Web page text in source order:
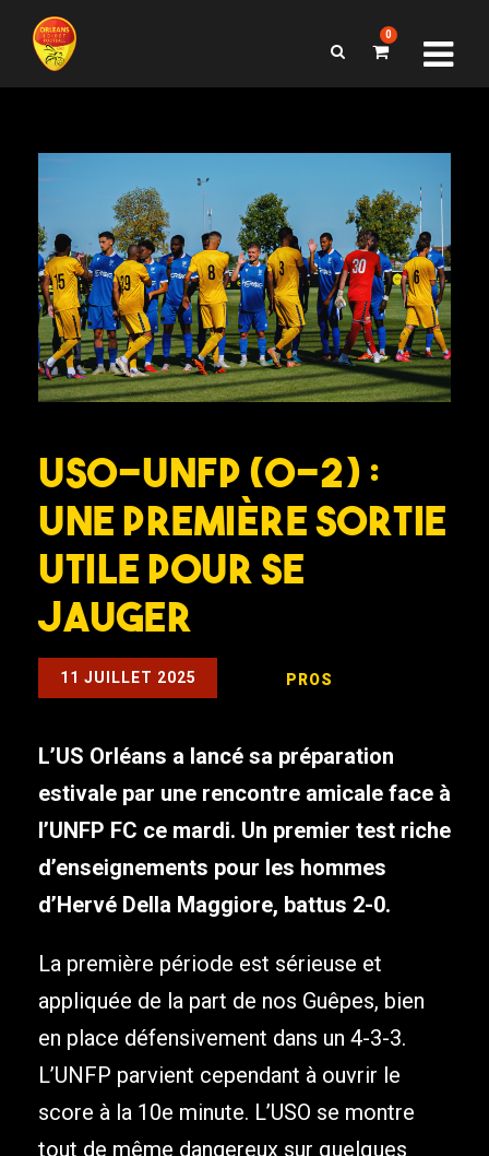
0
USO–UNFP (0-2) :
Une première sortie
utile pour se
jauger
11 JUILLET 2025 PROS
L’US Orléans a lancé sa préparation
estivale par une rencontre amicale face à
l’UNFP FC ce mardi. Un premier test riche
d’enseignements pour les hommes
d’Hervé Della Maggiore, battus 2-0.
La première période est sérieuse et
appliquée de la part de nos Guêpes, bien
en place défensivement dans un 4-3-3.
L’UNFP parvient cependant à ouvrir le
score à la 10e minute. L’USO se montre
tout de même dangereux sur quelques